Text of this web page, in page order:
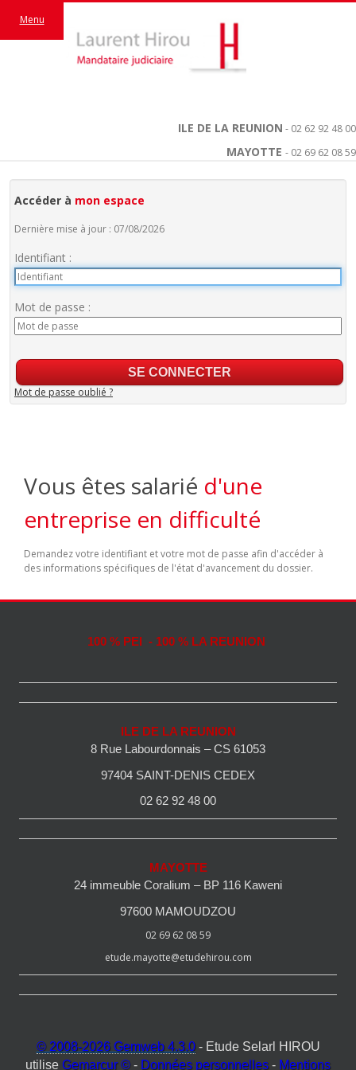
ILE DE LA REUNION - 02 62 92 48 00
MAYOTTE - 02 69 62 08 59
Menu
Accéder à mon espace
Dernière mise à jour : 07/08/2026
Identifiant :
Mot de passe :
Mot de passe oublié ?
Vous êtes salarié d'une
entreprise en difficulté
Demandez votre identifiant et votre mot de passe afin d'accéder à
des informations spécifiques de l'état d'avancement du dossier.
100 % PEI - 100 % LA REUNION
ILE DE LA REUNION
8 Rue Labourdonnais – CS 61053
97404 SAINT-DENIS CEDEX
02 62 92 48 00
MAYOTTE
24 immeuble Coralium – BP 116 Kaweni
97600 MAMOUDZOU
02 69 62 08 59
etude.mayotte@etudehirou.com
© 2008-2026 Gemweb 4.3.0- Etude Selarl HIROU
utilise Gemarcur © - Données personnelles - Mentions